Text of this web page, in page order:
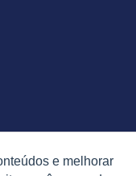
e melhorar